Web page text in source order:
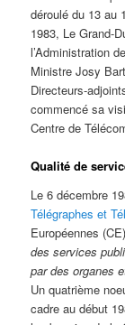
déroulé du 13 au
1983, Le Grand-
l’Administration
Ministre Josy
Directeurs-
commencé sa
Centre de
Qualité de
Le 6 décembre
Télégraphes et
Européennes
des services
par des organes
Un quatrième
cadre au début